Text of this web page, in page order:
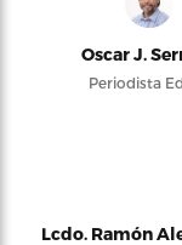
Oscar J.
Periodista
Lcdo. Ramón